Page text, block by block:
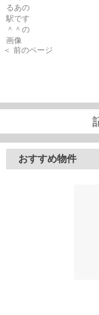
＜ 前のページ
おすすめ物件